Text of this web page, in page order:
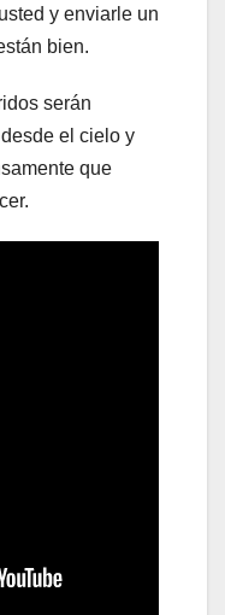
y enviarle un
bien.
serán
el cielo y
que